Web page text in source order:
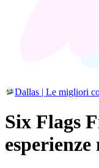
Dallas | Le migliori
Six Flags